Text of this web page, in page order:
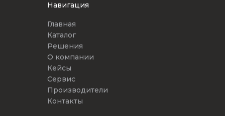
Главная
Каталог
Решения
О компании
Кейсы
Сервис
Производители
Контакты
Навигация